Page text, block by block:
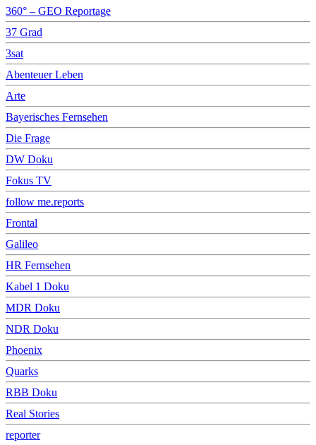
360° – GEO Reportage
37 Grad
3sat
Abenteuer Leben
Arte
Bayerisches Fernsehen
Die Frage
DW Doku
Fokus TV
follow me.reports
Frontal
Galileo
HR Fernsehen
Kabel 1 Doku
MDR Doku
NDR Doku
Phoenix
Quarks
RBB Doku
Real Stories
reporter